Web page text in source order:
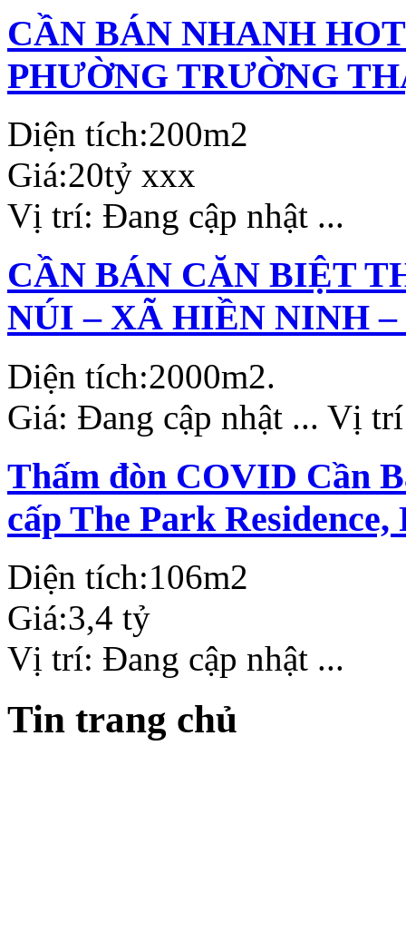
CẦN BÁN NHANH
PHƯỜNG TRƯỜNG
Diện tích:200m2
Giá:20tỷ xxx
Vị trí: Đang cập nhật ...
CẦN BÁN CĂN BIỆT
NÚI – XÃ HIỀN NINH –
Diện tích:2000m2.
Giá: Đang cập nhật ... Vị
Thấm đòn COVID Cần
cấp The Park
Diện tích:106m2
Giá:3,4 tỷ
Vị trí: Đang cập nhật ...
Tin trang chủ